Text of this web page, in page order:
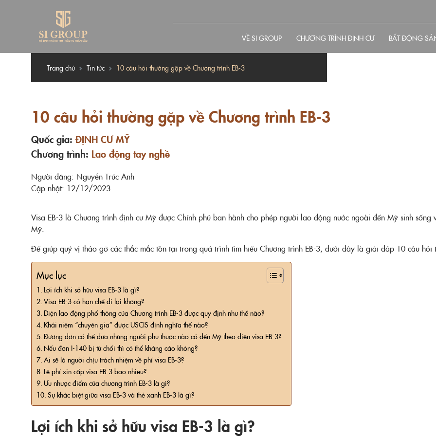
VỀ SI GROUP CHƯƠNG TRÌNH ĐỊNH CƯ BẤT ĐỘNG
Trang chủ Tin tức 10 câu hỏi thường gặp về Chương trình EB-3
10 câu hỏi thường gặp về Chương trình EB-3
Quốc gia: ĐỊNH CƯ MỸ
Chương trình: Lao động tay nghề
Người đăng: Nguyễn Trúc Anh
Cập nhật: 12/12/2023
Visa EB-3 là Chương trình định cư Mỹ được Chính phủ ban hành cho phép người lao động nước ngoài đến Mỹ sinh
Mỹ.
Để giúp quý vị tháo gỡ các thắc mắc tồn tại trong quá trình tìm hiểu Chương trình EB-3, dưới đây là giải đáp 10 câu hỏi
Mục lục
Lợi ích khi sở hữu visa EB-3 là gì?
Visa EB-3 có hạn chế đi lại không?
Diện lao động phổ thông của Chương trình EB-3 được quy định như thế nào?
Khái niệm “chuyên gia” được USCIS định nghĩa thế nào?
Đương đơn có thể đưa những người phụ thuộc nào có đến Mỹ theo diện visa EB-3?
Nếu đơn I-140 bị từ chối thì có thể kháng cáo không?
Ai sẽ là người chịu trách nhiệm về phí visa EB-3?
Lệ phí xin cấp visa EB-3 bao nhiêu?
Ưu nhược điểm của chương trình EB-3 là gì?
Sự khác biệt giữa visa EB-3 và thẻ xanh EB-3 là gì?
Lợi ích khi sở hữu visa EB-3 là gì?